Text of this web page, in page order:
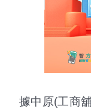
據中原(工商